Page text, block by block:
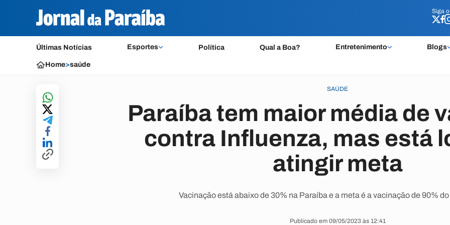
Siga o
Últimas Notícias Esportes Política Qual a Boa? Entretenimento Blogs
Siga o
Home>saúde
SAÚDE
Paraíba tem maior média de
contra Influenza, mas está
atingir meta
Vacinação está abaixo de 30% na Paraíba e a meta é a vacinação de 90%
Publicado em 09/05/2023 às 12:41